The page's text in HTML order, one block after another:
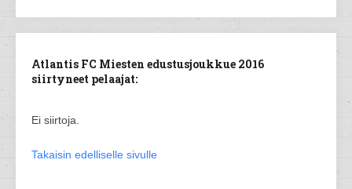
Atlantis FC Miesten edustusjoukkue 2016
siirtyneet pelaajat:
Ei siirtoja.
Takaisin edelliselle sivulle